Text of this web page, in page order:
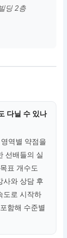
딩 2층
다닐 수 있나
역별 약점을
선배들의 실
표 개수도
사와 상담 후
도로 시작하
함해 수준별